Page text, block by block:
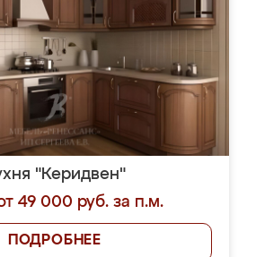
"Керидвен"
49 000 руб. за п.м.
ПОДРОБНЕЕ